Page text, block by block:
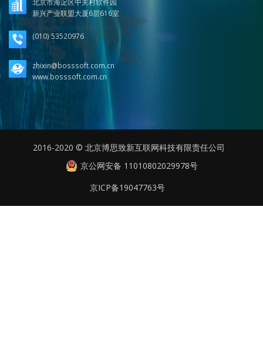
新兴产业联盟大厦6层616室
(010) 53520976
zhixin@bosssoft.com.cn
www.bosssoft.com.cn
2016-2020 © 北京博思致新互联网科技有限责任公司
京公网安备 11010802029978号
京ICP备19047763号